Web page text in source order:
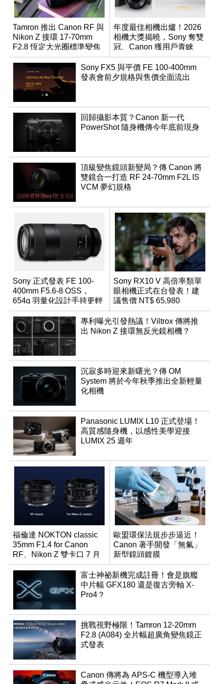
Tamron 推出 Canon RF 與
Nikon Z 接環 17-70mm
F2.8 恆定大光圈標準變焦
鏡
年度最佳相機出爐！2026
相機大獎揭曉，Sony 奪雙
冠、Canon 獲用戶青睞
Sony FX5 與平價 FE 100-400mm
發表會前夕規格與售價全面流出
回歸攝影本質？Canon 新一代
PowerShot 隨身機傳今年底前現身
頂級變焦鏡頭新變局？傳 Canon 將
雙鏡合一打造 RF 24-70mm F2L IS
VCM 夢幻規格
Sony 正式發表 FE 100-
400mm F5.6-8 OSS，
654g 羽量化設計手持更輕
鬆
Sony RX10 V 高倍率類單
眼相機正式在台發表！建
議售價 NT$ 65,980
專利曝光引發熱議！Viltrox 傳將推
出 Nikon Z 接環無反光鏡相機？
沉寂多時迎來新曙光？傳 OM
System 將於今年秋季推出全新輕量
化相機
Panasonic LUMIX L10 正式登場！
高質感隨身機，以感性美學迎接
LUMIX 25 週年
福倫達 NOKTON classic
35mm F1.4 for Canon
RF、Nikon Z 雙卡口 7 月
同步登台
歐盟環保法規步步逼近！
Canon 著手開發「無氟」
新型鏡頭鍍膜
富士神祕新機完成註冊！會是旗艦
中片幅 GFX180 還是復古旁軸 X-
Pro4？
挑戰視野極限！Tamron 12-20mm
F2.8 (A084) 全片幅超廣角變焦鏡正
式發表
Canon 傳將為 APS-C 機型導入堆